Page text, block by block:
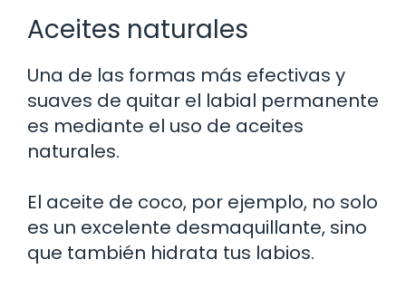
Aceites naturales
Una de las formas más efectivas y
suaves de quitar el labial permanente
es mediante el uso de aceites
naturales.
El aceite de coco, por ejemplo, no solo
es un excelente desmaquillante, sino
que también hidrata tus labios.